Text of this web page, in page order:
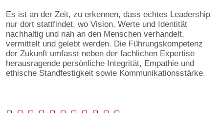
Es ist an der Zeit, zu erkennen, dass echtes Leadership
nur dort stattfindet, wo Vision, Werte und Identität
nachhaltig und nah an den Menschen verhandelt,
vermittelt und gelebt werden. Die Führungskompetenz
der Zukunft umfasst neben der fachlichen Expertise
herausragende persönliche Integrität, Empathie und
ethische Standfestigkeit sowie Kommunikationsstärke.